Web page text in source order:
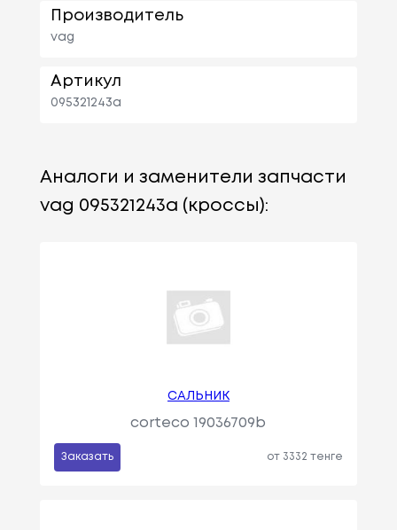
Производитель
vag
Артикул
095321243a
Аналоги и заменители запчасти
vag 095321243a (кроссы):
САЛЬНИК
corteco 19036709b
Заказать от 3332 тенге